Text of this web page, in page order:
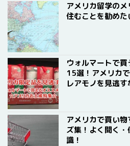
アメリカ留学の
住むことを勧めた
ウォルマートで
15選！アメリカ
レアモノを見逃す
アメリカで買い
ズ集！よく聞く
識！